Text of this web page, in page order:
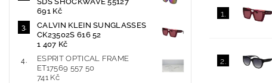
691 Kč
CALVIN KLEIN SUNGLASSES
CK23502S 616 52
1 407 Kč
ESPRIT OPTICAL FRAME
ET17569 557 50
741 Kč
1.
2.